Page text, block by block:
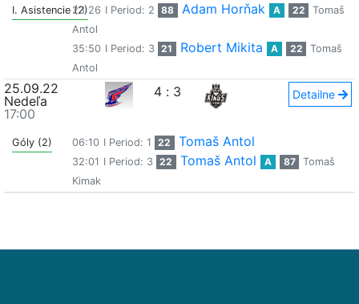
I. Asistencie (2)23:26 I Period: 2 88 Adam Horňak A 22
Tomaš
Antol
35:50 I Period: 3 21 Robert Mikita A 22
Tomaš
Antol
25.09.22
Nedeľa
17:00
4 : 3 Detailne
Góly (2) 06:10 I Period: 1 22 Tomaš Antol
32:01 I Period: 3 22 Tomaš Antol A 87
Tomaš
Kimak